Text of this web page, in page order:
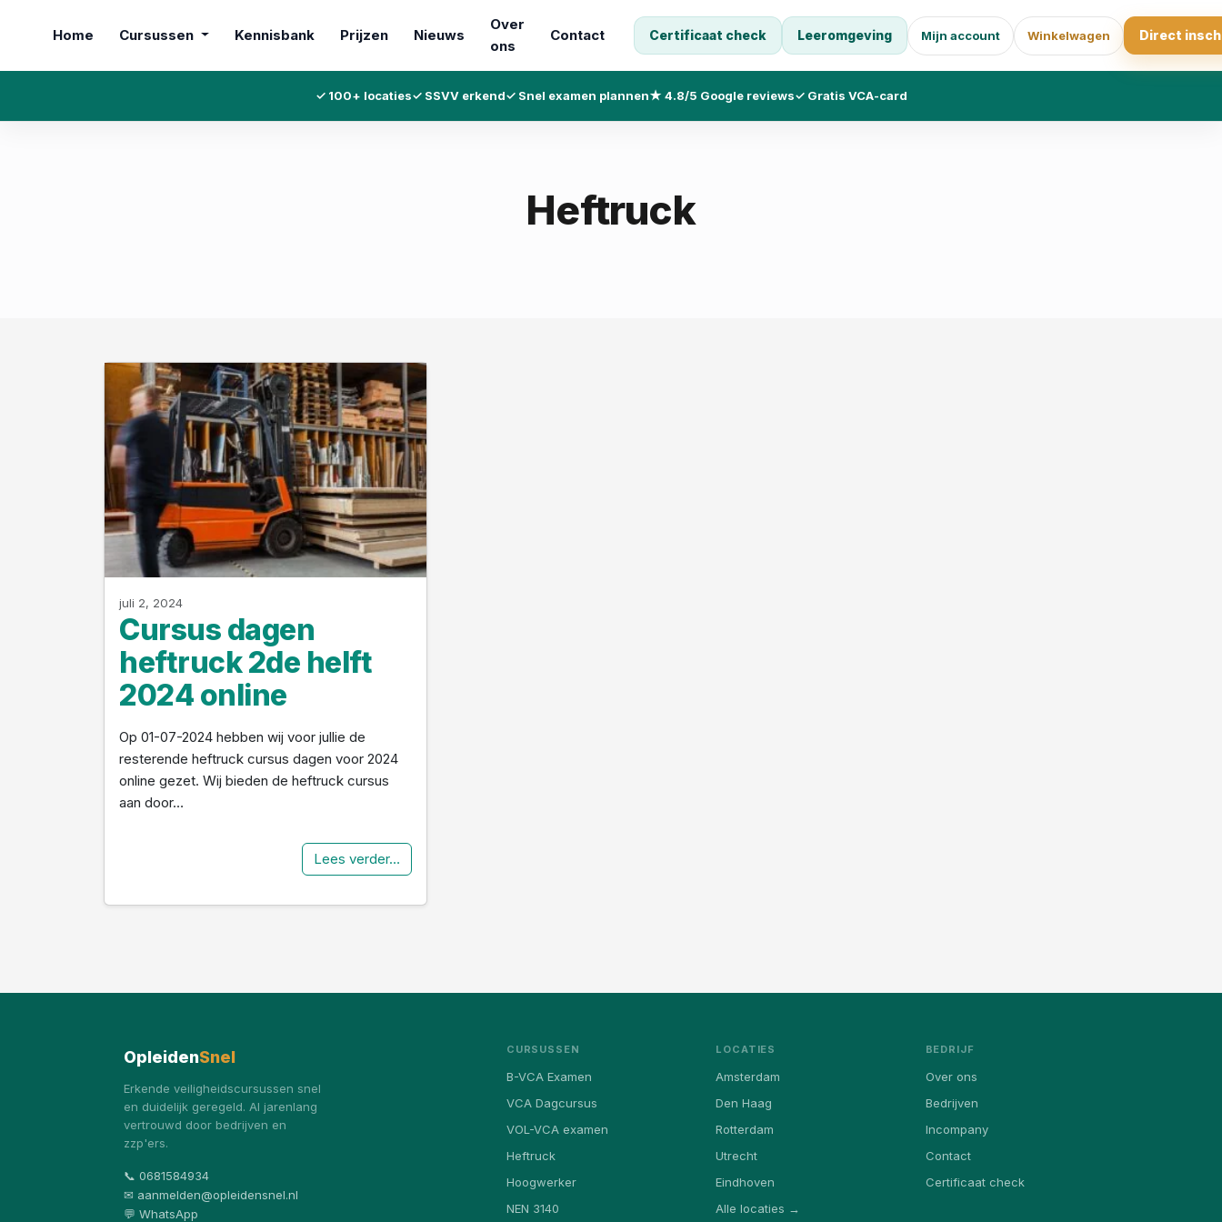
Home Cursussen Kennisbank Prijzen Nieuws
Over
ons
Contact Certificaat check Leeromgeving Mijn account Winkelwagen Direct
✓ 100+ locaties✓ SSVV erkend✓ Snel examen plannen★ 4.8/5 Google reviews✓ Gratis VCA-card
Heftruck
juli 2, 2024
Cursus dagen
heftruck 2de helft
2024 online
Op 01-07-2024 hebben wij voor jullie de
resterende heftruck cursus dagen voor 2024
online gezet. Wij bieden de heftruck cursus
aan door…
Lees verder…
OpleidenSnel
Erkende veiligheidscursussen snel
en duidelijk geregeld. Al jarenlang
vertrouwd door bedrijven en
zzp'ers.
📞 0681584934
✉ aanmelden@opleidensnel.nl
💬 WhatsApp
CURSUSSEN
B-VCA Examen
VCA Dagcursus
VOL-VCA examen
Heftruck
Hoogwerker
NEN 3140
LOCATIES
Amsterdam
Den Haag
Rotterdam
Utrecht
Eindhoven
Alle locaties →
BEDRIJF
Over ons
Bedrijven
Incompany
Contact
Certificaat check